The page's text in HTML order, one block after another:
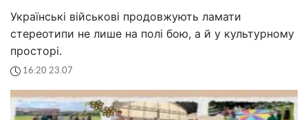
Українські військові продовжують ламати
стереотипи не лише на полі бою, а й у культурному
просторі.
16:20 23.07